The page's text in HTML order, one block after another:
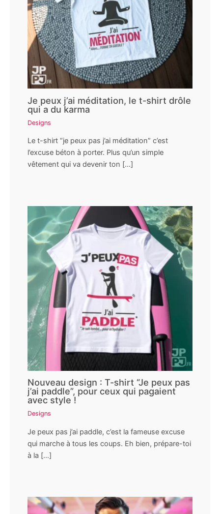
Je peux j’ai méditation, le t-shirt drôle
qui a du karma
Designs
Le t-shirt “je peux pas j’ai méditation” c’est
l’excuse béton à porter. Plus qu’un simple
vêtement qui va devenir ton […]
Nouveau design : T-shirt “Je peux pas
j’ai paddle”, pour ceux qui pagaient
avec style !
Designs
Je peux pas j’ai paddle, c’est la fameuse excuse
qui marche à tous les coups. Eh bien, prépare-toi
à la […]